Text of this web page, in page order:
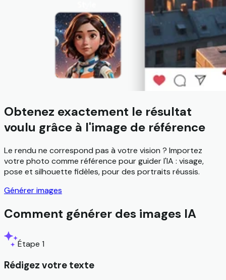
Obtenez exactement le résultat
voulu grâce à l'image de référence
Le rendu ne correspond pas à votre vision ? Importez
votre photo comme référence pour guider l'IA : visage,
pose et silhouette fidèles, pour des portraits réussis.
Générer images
Comment générer des images IA
Étape 1
Rédigez votre texte